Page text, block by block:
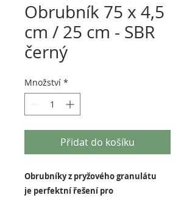
Obrubník 75 x 4,5
cm / 25 cm - SBR
černý
Množství *
Přidat do košíku
Obrubníky z pryžového granulátu
je perfektní řešení pro